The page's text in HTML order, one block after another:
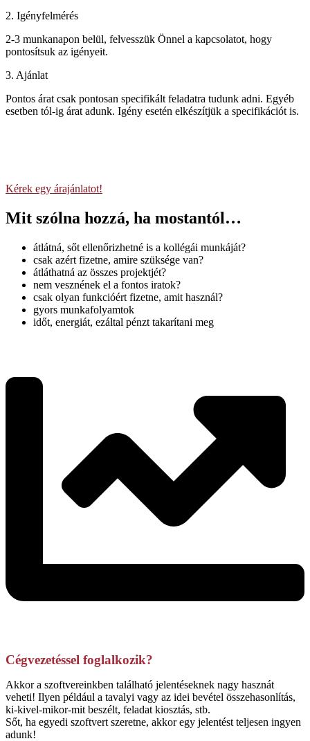
2. Igényfelmérés
2-3 munkanapon belül, felvesszük Önnel a kapcsolatot, hogy
pontosítsuk az igényeit.
3. Ajánlat
Pontos árat csak pontosan specifikált feladatra tudunk adni. Egyéb
esetben tól-ig árat adunk. Igény esetén elkészítjük a specifikációt is.
Kérek egy árajánlatot!
Mit szólna hozzá, ha mostantól…
átlátná, sőt ellenőrizhetné is a kollégái munkáját?
csak azért fizetne, amire szüksége van?
átláthatná az összes projektjét?
nem vesznének el a fontos iratok?
csak olyan funkcióért fizetne, amit használ?
gyors munkafolyamtok
időt, energiát, ezáltal pénzt takarítani meg
Cégvezetéssel foglalkozik?
Akkor a szoftvereinkben található jelentéseknek nagy hasznát
veheti! Ilyen például a tavalyi vagy az idei bevétel összehasonlítás,
ki-kivel-mikor-mit beszélt, feladat kiosztás, stb.
Sőt, ha egyedi szoftvert szeretne, akkor egy jelentést teljesen ingyen
adunk!